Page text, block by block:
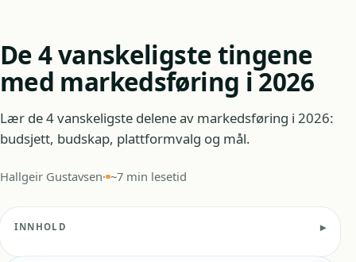
De 4 vanskeligste tingene
med markedsføring i 2026
Lær de 4 vanskeligste delene av markedsføring i 2026:
budsjett, budskap, plattformvalg og mål.
Hallgeir Gustavsen· ~7 min lesetid
INNHOLD